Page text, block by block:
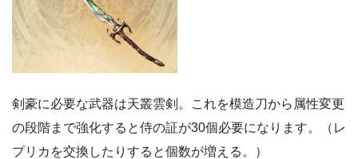
剣豪に必要な武器は天叢雲剣。これを模造刀から属性変更
の段階まで強化すると侍の証が30個必要になります。（レ
プリカを交換したりすると個数が増える。）